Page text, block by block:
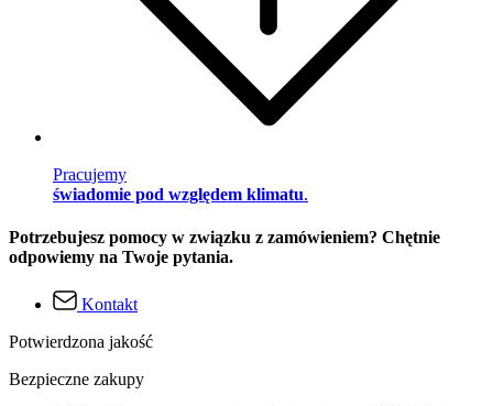
Pracujemy
świadomie pod względem klimatu.
Potrzebujesz pomocy w związku z zamówieniem? Chętnie
odpowiemy na Twoje pytania.
Kontakt
Potwierdzona jakość
Bezpieczne zakupy